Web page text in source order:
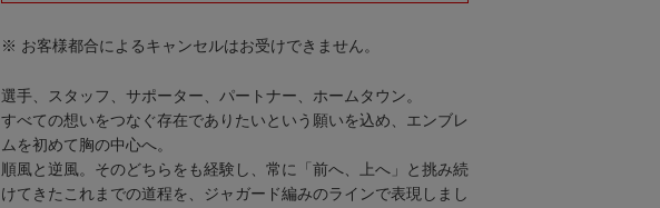
※ お客様都合によるキャンセルはお受けできません。
選手、スタッフ、サポーター、パートナー、ホームタウン。
すべての想いをつなぐ存在でありたいという願いを込め、エンブレ
ムを初めて胸の中心へ。
順風と逆風。そのどちらをも経験し、常に「前へ、上へ」と挑み続
けてきたこれまでの道程を、ジャガード編みのラインで表現しまし